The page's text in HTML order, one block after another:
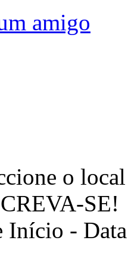
amigo
o
SE!
Início -